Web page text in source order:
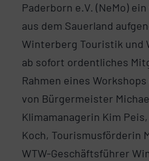
Paderborn e.V. (NeMo)
aus dem Sauerland
Winterberg Touristik und
ab sofort ordentliches
Rahmen eines
von Bürgermeister
Klimamanagerin Kim
Koch, Tourismusförderin
WTW-Geschäftsführer